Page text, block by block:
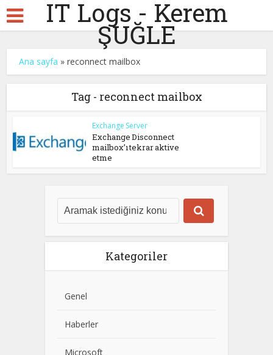
IT Logs - Kerem
ŞUĞLE
Ana sayfa »reconnect mailbox
Tag - reconnect mailbox
Exchange Server
Exchange Disconnect
mailbox’ı tekrar aktive
etme
Kategoriler
Genel
Haberler
Microsoft